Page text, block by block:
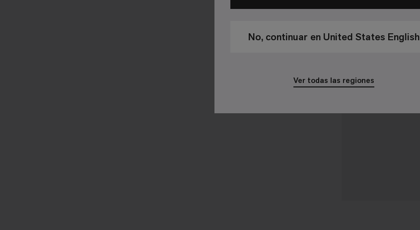
No, continuar en United States English
Ver todas las regiones